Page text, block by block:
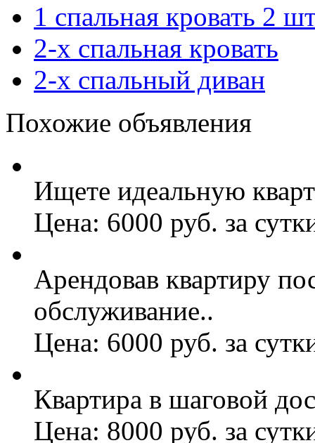
1 спальная кровать 2
2-х спальная кровать
2-х спальный диван
Похожие объявления
Ищете идеальную
Цена: 6000 руб. за
Арендовав квартиру
обслуживание..
Цена: 6000 руб. за
Квартира в шаговой
Цена: 8000 руб. за